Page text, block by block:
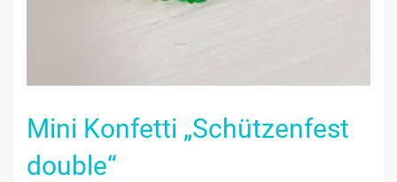
Mini Konfetti „Schützenfest
double“